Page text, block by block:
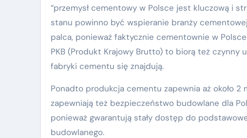
“przemysł cementowy w Polsce jest kluczową i
stanu powinno być wspieranie branży
palca, ponieważ faktycznie cementownie w
PKB (Produkt Krajowy Brutto) to biorą też czynny
fabryki cementu się znajdują.
Ponadto produkcja cementu zapewnia aż około
zapewniają też bezpieczeństwo budowlane dla
ponieważ gwarantują stały dostęp do
budowlanego.